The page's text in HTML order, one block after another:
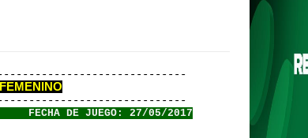
FECHA DE JUEGO: 27/05/2017